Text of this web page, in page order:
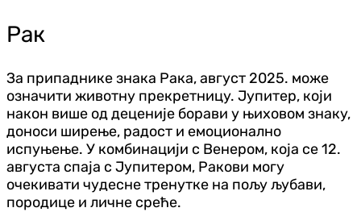
Рак
За припаднике знака Рака, август 2025. може
означити животну прекретницу. Јупитер, који
након више од деценије борави у њиховом знаку,
доноси ширење, радост и емоционално
испуњење. У комбинацији с Венером, која се 12.
августа спаја с Јупитером, Ракови могу
очекивати чудесне тренутке на пољу љубави,
породице и личне среће.